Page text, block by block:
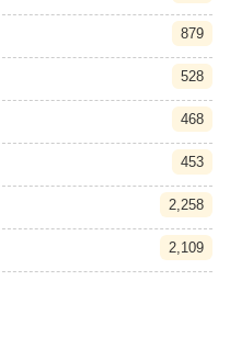
879
528
468
453
2,258
2,109